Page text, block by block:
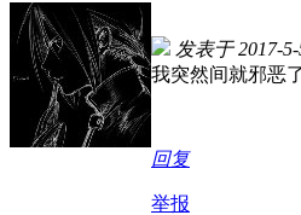
发表于 2017-
我突然间就邪恶
回复
举报